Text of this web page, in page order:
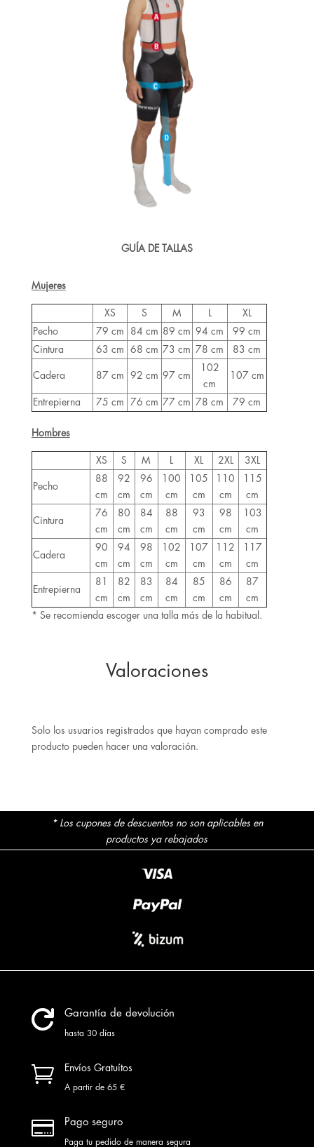
GUÍA DE TALLAS
Mujeres
XS S M
XL
Pecho
79 cm 84 cm 89 cm 94 cm
99 cm
Cintura
63 cm 68 cm 73 cm 78 cm 83 cm
Cadera 87 cm 92 cm 97 cm
102
cm
107 cm
Entrepierna 75 cm 76 cm 77 cm 78 cm 79 cm
Hombres
XS S M XL 2XL 3XL
Pecho
88
cm
92
cm
96
cm
100
cm
105
cm
110
cm
115
cm
Cintura
76
cm
80
cm
84
cm
88
cm
93
cm
98
cm
103
cm
Cadera
90
cm
94
cm
98
cm
102
cm
107
cm
112
cm
117
cm
Entrepierna
81
cm
82
cm
83
cm
84
cm
85
cm
86
cm
87
cm
* Se recomienda escoger una talla más de la habitual.
Valoraciones
Solo los usuarios registrados que hayan comprado este
producto pueden hacer una valoración.
* Los cupones de descuentos no son aplicables en
productos ya rebajados
 Garantía de devolución
hasta 30 días
 Envíos Gratuítos
A partir de 65 €
 Pago seguro
Paga tu pedido de manera segura